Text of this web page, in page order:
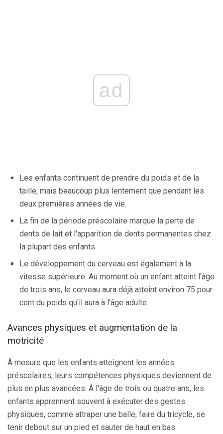
ad
Les enfants continuent de prendre du poids et de la
taille, mais beaucoup plus lentement que pendant les
deux premières années de vie.
La fin de la période préscolaire marque la perte de
dents de lait et l'apparition de dents permanentes chez
la plupart des enfants.
Le développement du cerveau est également à la
vitesse supérieure. Au moment où un enfant atteint l'âge
de trois ans, le cerveau aura déjà atteint environ 75 pour
cent du poids qu'il aura à l'âge adulte.
Avances physiques et augmentation de la
motricité
À mesure que les enfants atteignent les années
préscolaires, leurs compétences physiques deviennent de
plus en plus avancées. À l'âge de trois ou quatre ans, les
enfants apprennent souvent à exécuter des gestes
physiques, comme attraper une balle, faire du tricycle, se
tenir debout sur un pied et sauter de haut en bas.